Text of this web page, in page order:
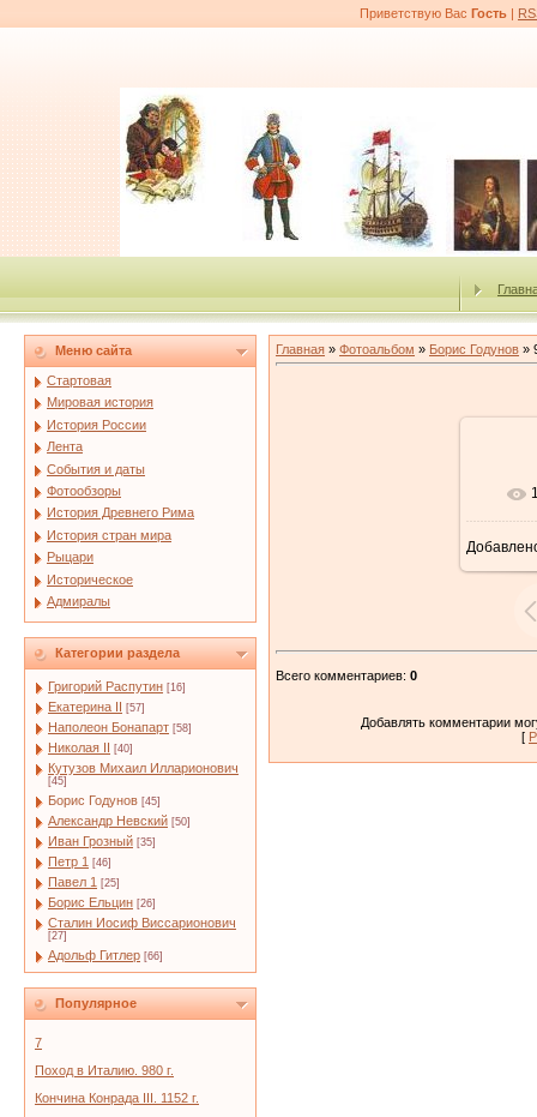
Приветствую Вас Гость |
Меню сайта
Стартовая
Мировая история
История России
Лента
События и даты
Фотообзоры
История Древнего Рима
История стран мира
Рыцари
Историческое
Адмиралы
Категории раздела
Григорий Распутин [16]
Екатерина II [57]
Наполеон Бонапарт [58]
Николая II [40]
Кутузов Михаил Илларионович
[45]
Борис Годунов [45]
Александр Невский [50]
Иван Грозный [35]
Петр 1 [46]
Павел 1 [25]
Борис Ельцин [26]
Сталин Иосиф Виссарионович
[27]
Адольф Гитлер [66]
Популярное
7
Поход в Италию. 980 г.
Кончина Конрада III. 1152 г.
Главная » Фотоальбом » Борис Годунов »
Всего комментариев: 0
Добавлять комментарии
[